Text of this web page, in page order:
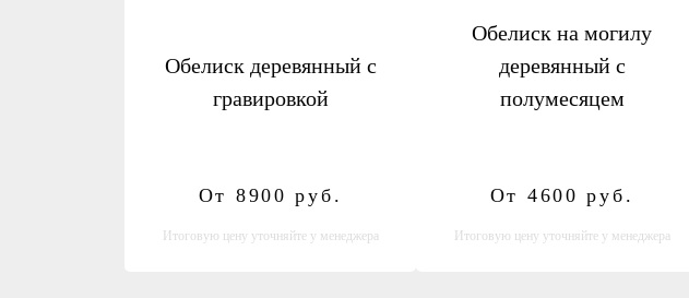
Обелиск деревянный с
гравировкой
От 8900 руб.
Итоговую цену уточняйте у менеджера
Обелиск на могилу
деревянный с
полумесяцем
От 4600 руб.
Итоговую цену уточняйте у менеджера